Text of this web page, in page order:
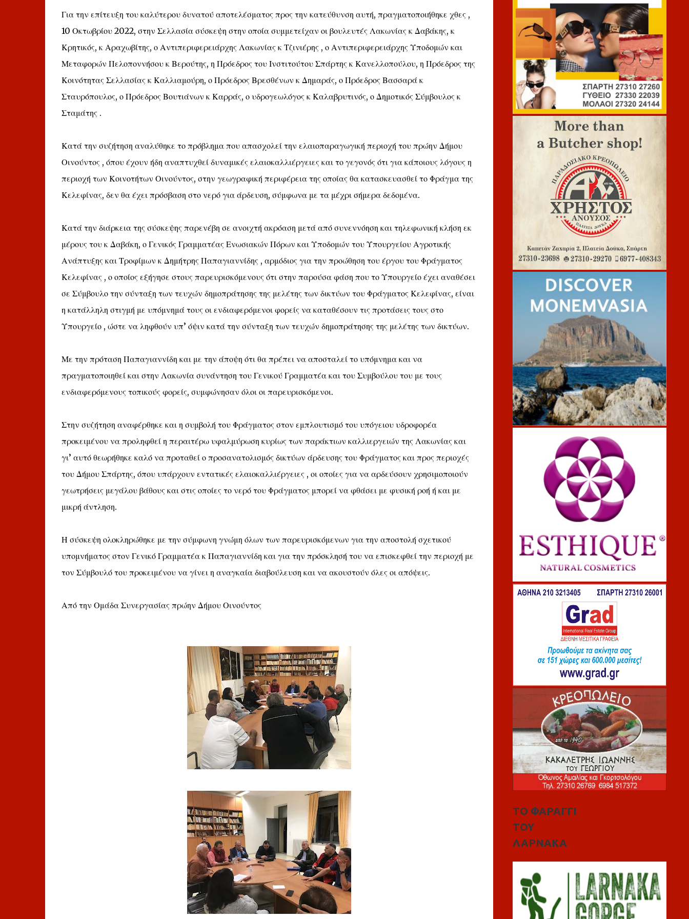
Για την επίτευξη του καλύτερου δυνατού αποτελέσματος προς την κατεύθυνση αυτή, πραγματοποιήθηκε χθες ,
10 Οκτωβρίου 2022, στην Σελλασία σύσκεψη στην οποία συμμετείχαν οι βουλευτές Λακωνίας κ Δαβάκης, κ
Κρητικός, κ Αραχωβίτης, ο Αντιπεριφερειάρχης Λακωνίας κ Τζινιέρης , ο Αντιπεριφερειάρχης Υποδομών και
Μεταφορών Πελοποννήσου κ Βερούτης, η Πρόεδρος του Ινστιτούτου Σπάρτης κ Κανελλοπούλου, η Πρόεδρος της
Κοινότητας Σελλασίας κ Καλλιαμούρη, ο Πρόεδρος Βρεσθένων κ Δημαράς, ο Πρόεδρος Βασσαρά κ
Σταυρόπουλος, ο Πρόεδρος Βουτιάνων κ Καρράς, ο υδρογεωλόγος κ Καλαβρυτινός, ο Δημοτικός Σύμβουλος κ
Σταμάτης .
Κατά την συζήτηση αναλύθηκε το πρόβλημα που απασχολεί την ελαιοπαραγωγική περιοχή του πρώην Δήμου
Οινούντος , όπου έχουν ήδη αναπτυχθεί δυναμικές ελαιοκαλλιέργειες και το γεγονός ότι για κάποιους λόγους η
περιοχή των Κοινοτήτων Οινούντος, στην γεωγραφική περιφέρεια της οποίας θα κατασκευασθεί το Φράγμα της
Κελεφίνας, δεν θα έχει πρόσβαση στο νερό για άρδευση, σύμφωνα με τα μέχρι σήμερα δεδομένα.
Κατά την διάρκεια της σύσκεψης παρενέβη σε ανοιχτή ακρόαση μετά από συνεννόηση και τηλεφωνική κλήση εκ
μέρους του κ Δαβάκη, ο Γενικός Γραμματέας Ενωσιακών Πόρων και Υποδομών του Υπουργείου Αγροτικής
Ανάπτυξης και Τροφίμων κ Δημήτρης Παπαγιαννίδης , αρμόδιος για την προώθηση του έργου του Φράγματος
Κελεφίνας , ο οποίος εξήγησε στους παρευρισκόμενους ότι στην παρούσα φάση που το Υπουργείο έχει αναθέσει
σε Σύμβουλο την σύνταξη των τευχών δημοπράτησης της μελέτης των δικτύων του Φράγματος Κελεφίνας, είναι
η κατάλληλη στιγμή με υπόμνημά τους οι ενδιαφερόμενοι φορείς να καταθέσουν τις προτάσεις τους στο
Υπουργείο , ώστε να ληφθούν υπ’ όψιν κατά την σύνταξη των τευχών δημοπράτησης της μελέτης των δικτύων.
Με την πρόταση Παπαγιαννίδη και με την άποψη ότι θα πρέπει να αποσταλεί το υπόμνημα και να
πραγματοποιηθεί και στην Λακωνία συνάντηση του Γενικού Γραμματέα και του Συμβούλου του με τους
ενδιαφερόμενους τοπικούς φορείς, συμφώνησαν όλοι οι παρευρισκόμενοι.
Στην συζήτηση αναφέρθηκε και η συμβολή του Φράγματος στον εμπλουτισμό του υπόγειου υδροφορέα
προκειμένου να προληφθεί η περαιτέρω υφαλμύρωση κυρίως των παράκτιων καλλιεργειών της Λακωνίας και
γι’ αυτό θεωρήθηκε καλό να προταθεί ο προσανατολισμός δικτύων άρδευσης του Φράγματος και προς περιοχές
του Δήμου Σπάρτης, όπου υπάρχουν εντατικές ελαιοκαλλιέργειες , οι οποίες για να αρδεύσουν χρησιμοποιούν
γεωτρήσεις μεγάλου βάθους και στις οποίες το νερό του Φράγματος μπορεί να φθάσει με φυσική ροή ή και με
μικρή άντληση.
Η σύσκεψη ολοκληρώθηκε με την σύμφωνη γνώμη όλων των παρευρισκόμενων για την αποστολή σχετικού
υπομνήματος στον Γενικό Γραμματέα κ Παπαγιαννίδη και για την πρόσκλησή του να επισκεφθεί την περιοχή με
τον Σύμβουλό του προκειμένου να γίνει η αναγκαία διαβούλευση και να ακουστούν όλες οι απόψεις.
Από την Ομάδα Συνεργασίας πρώην Δήμου Οινούντος
ΤΟ ΦΑΡΑΓΓΙ
ΤΟΥ
ΛΑΡΝΑΚΑ